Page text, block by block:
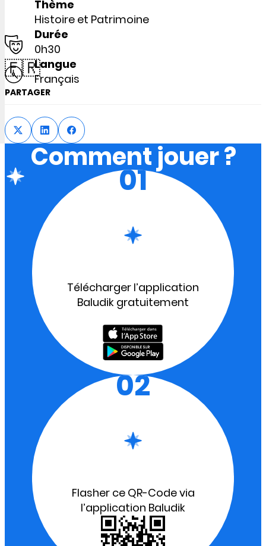
Thème
Histoire et Patrimoine
Durée
0h30
🇫🇷Langue
Français
PARTAGER
Comment jouer ?
01
Télécharger l’application
Baludik gratuitement
02
Flasher ce QR-Code via
l’application Baludik